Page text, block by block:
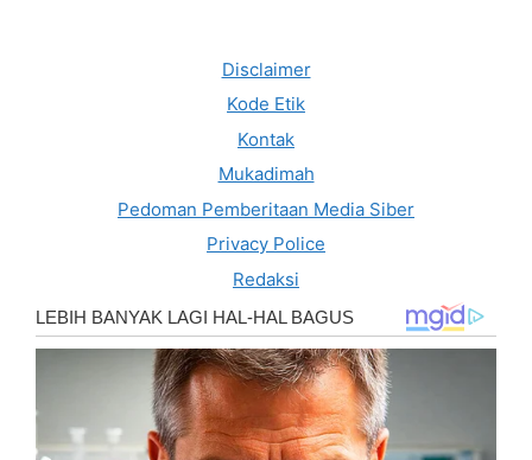
Disclaimer
Kode Etik
Kontak
Mukadimah
Pedoman Pemberitaan Media Siber
Privacy Police
Redaksi